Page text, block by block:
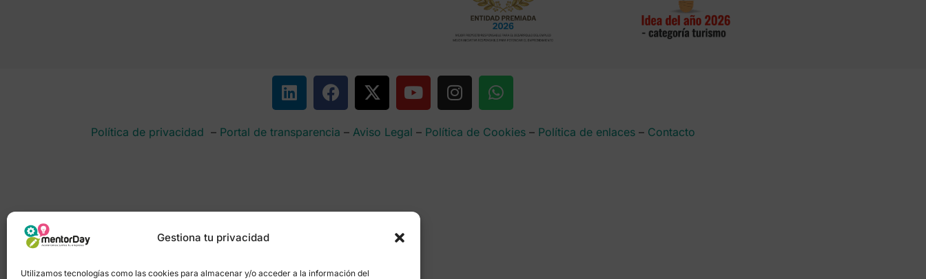
Gestiona tu privacidad
Utilizamos tecnologías como las cookies para almacenar y/o acceder a la información del
Política de privacidad – Portal de transparencia – Aviso Legal – Política de Cookies– Política de enlaces– Contacto